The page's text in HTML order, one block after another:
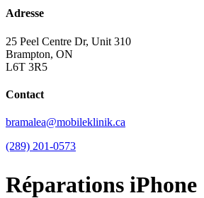
Adresse
25 Peel Centre Dr, Unit 310
Brampton, ON
L6T 3R5
Contact
bramalea@mobileklinik.ca
(289) 201-0573
Réparations iPhone